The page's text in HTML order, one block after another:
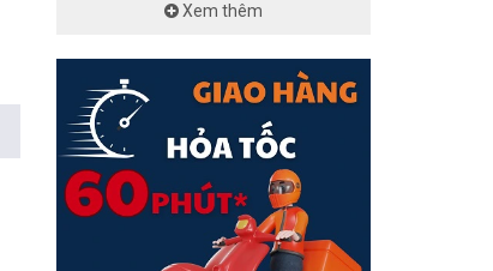
Xem thêm